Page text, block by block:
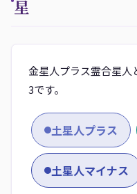
星
金星人プラス霊合星人
3です。
土星人プラス
土星人マイナス